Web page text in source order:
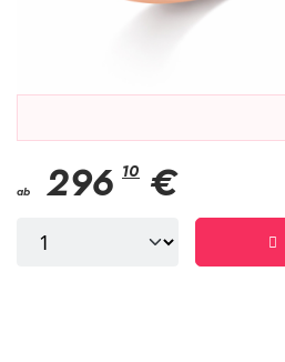
ab 296 10 €